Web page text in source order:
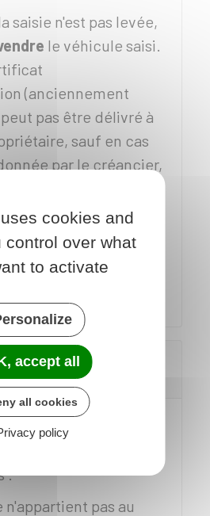
saisie n'est pas levée,
le véhicule saisi.
(anciennement
peut pas être délivré à
sauf en cas
par le créancier,
le juge de
est levée après
a payé sa dette au
la saisie par
véhicule ?
la saisie,
:
pas au
cookies and
control over what
to activate
accept all
all cookies
policy